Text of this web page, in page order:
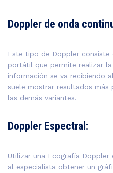
Doppler de onda
Este tipo de Doppler
portátil que permite realizar
información se va recibiendo
suele mostrar resultados más
las demás variantes.
Doppler Espectral:
Utilizar una Ecografía
al especialista obtener un